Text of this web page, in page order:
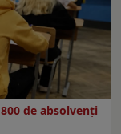
de absolvenţi